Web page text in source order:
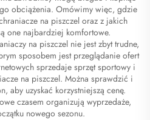
obciążenia. Omówimy więc, gdzie
na piszczel oraz z jakich
one najbardziej komfortowe.
na piszczel nie jest zbyt trudne,
sposobem jest przeglądanie ofert
sprzedaje sprzęt sportowy i
na piszczel. Można sprawdzić i
aby uzyskać korzystniejszą cenę.
czasem organizują wyprzedaże,
nowego sezonu.